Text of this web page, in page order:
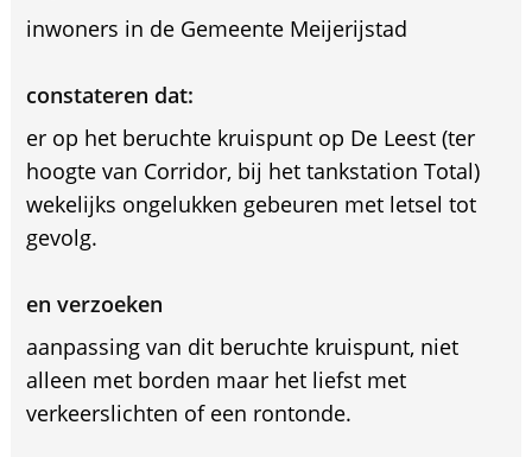
inwoners in de Gemeente Meijerijstad
constateren dat:
er op het beruchte kruispunt op De Leest (ter
hoogte van Corridor, bij het tankstation Total)
wekelijks ongelukken gebeuren met letsel tot
gevolg.
en verzoeken
aanpassing van dit beruchte kruispunt, niet
alleen met borden maar het liefst met
verkeerslichten of een rontonde.